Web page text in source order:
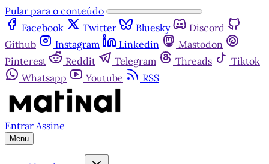
Pular para o conteúdo
Facebook
Twitter Bluesky
Discord
Github
Instagram Linkedin
Mastodon
Pinterest
Reddit Telegram Threads
Tiktok
Whatsapp
Youtube RSS
Entrar Assine
Menu